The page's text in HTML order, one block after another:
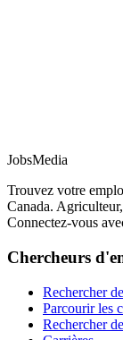
JobsMedia
Trouvez votre
Canada.
Connectez-vous
Chercheurs
Rechercher
Parcourir les
Rechercher